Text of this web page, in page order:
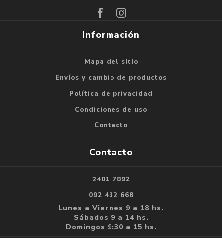
Información
Mapa del sitio
Envíos y cambio de productos
Política de privacidad
Condiciones de uso
Contacto
Contacto
2401 7892
092 432 668
Lunes a Viernes 9 a 18 hs.
Sábados 9 a 14 hs.
Domingos 9:30 a 15 hs.